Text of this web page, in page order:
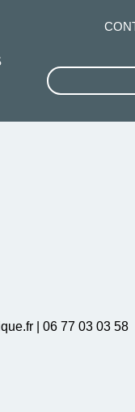
| 06 77 03 03 58